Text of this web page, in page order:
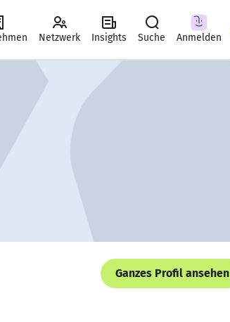
Netzwerk Insights Suche Anmelden
Ganzes Profil ansehen